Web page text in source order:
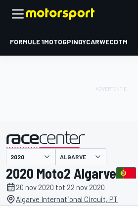
FORMULE 1MOTOGPINDYCARWECDTM
gepresenteerd door ALGARVE
2020 Moto2 Algarve
20 nov 2020 tot 22 nov 2020
Algarve International Circuit, PT